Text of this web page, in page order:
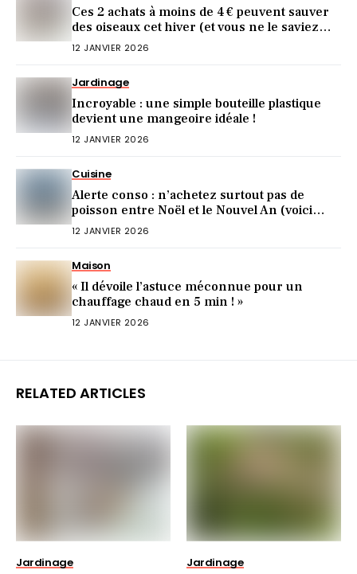
Ces 2 achats à moins de 4 € peuvent sauver
des oiseaux cet hiver (et vous ne le saviez
pas)
12 JANVIER 2026
Jardinage
Incroyable : une simple bouteille plastique
devient une mangeoire idéale !
12 JANVIER 2026
Cuisine
Alerte conso : n’achetez surtout pas de
poisson entre Noël et le Nouvel An (voici
pourquoi)
12 JANVIER 2026
Maison
« Il dévoile l’astuce méconnue pour un
chauffage chaud en 5 min ! »
12 JANVIER 2026
RELATED ARTICLES
Jardinage Jardinage